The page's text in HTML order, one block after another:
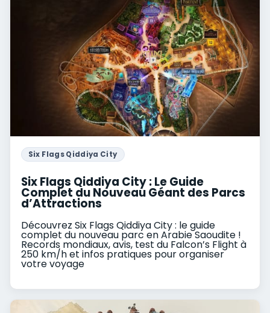
Six Flags Qiddiya City
Six Flags Qiddiya City : Le Guide
Complet du Nouveau Géant des Parcs
d’Attractions
Découvrez Six Flags Qiddiya City : le guide
complet du nouveau parc en Arabie Saoudite !
Records mondiaux, avis, test du Falcon’s Flight à
250 km/h et infos pratiques pour organiser
votre voyage